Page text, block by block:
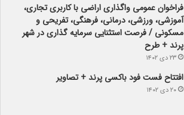
فراخوان عمومی واگذاری اراضی با کاربری تجاری،
آموزشی، ورزشی، درمانی، فرهنگی، تفریحی و
مسکونی / فرصت استثنایی سرمایه گذاری در شهر
پرند + طرح
۲۳ دی ۱۴۰۲
افتتاح فست فود باکسی پرند + تصاویر
۲۰ دی ۱۴۰۲